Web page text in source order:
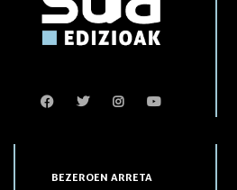
BEZEROEN ARRETA